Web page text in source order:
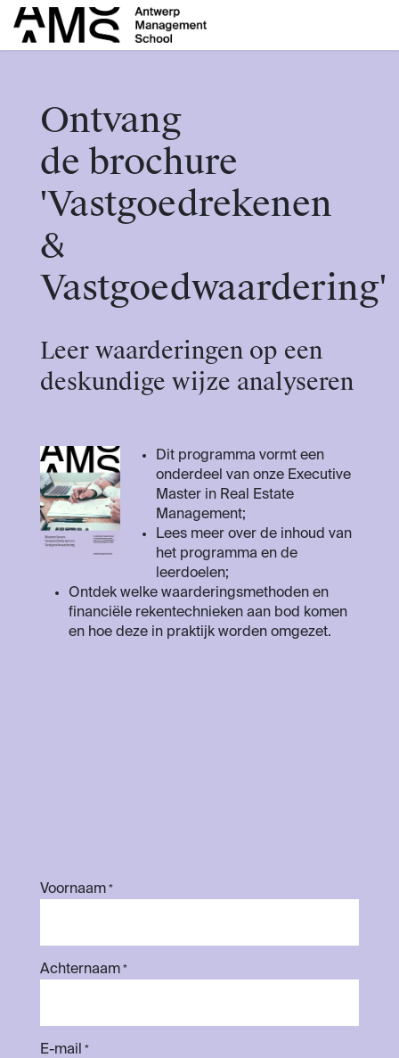
Overslaan naar inhoud
Ontvang
de brochure
'Vastgoedrekenen
&
Vastgoedwaardering'
Leer waarderingen op een
deskundige wijze analyseren
Dit programma vormt een
onderdeel van onze Executive
Master in Real Estate
Management;
Lees meer over de inhoud van
het programma en de
leerdoelen;
Ontdek welke waarderingsmethoden en
financiële rekentechnieken aan bod komen
en hoe deze in praktijk worden omgezet.
Voornaam *
Achternaam *
E-mail *